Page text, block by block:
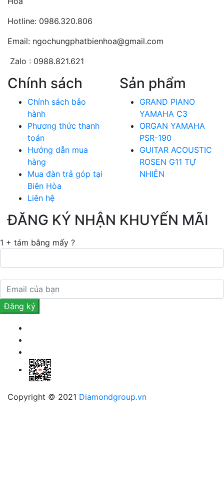
Hotline: 0986.320.806
Email: ngochungphatbienhoa@gmail.com
Zalo : 0988.821.621
Chính sách
Chính sách bảo
hành
Phương thức thanh
toán
Hướng dẫn mua
hàng
Mua đàn trả góp tại
Biên Hòa
Liên hệ
Sản phẩm
GRAND PIANO
YAMAHA C3
ORGAN YAMAHA
PSR-190
GUITAR ACOUSTIC
ROSEN G11 TỰ
NHIÊN
ĐĂNG KÝ NHẬN KHUYẾN MÃI
1 + tám bằng mấy ?
Copyright © 2021 Diamondgroup.vn